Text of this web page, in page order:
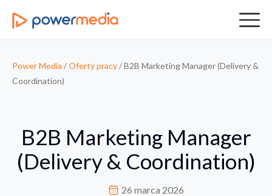
Power Media /Oferty pracy/B2B Marketing Manager (Delivery &
Coordination)
B2B Marketing Manager
(Delivery & Coordination)
26 marca 2026